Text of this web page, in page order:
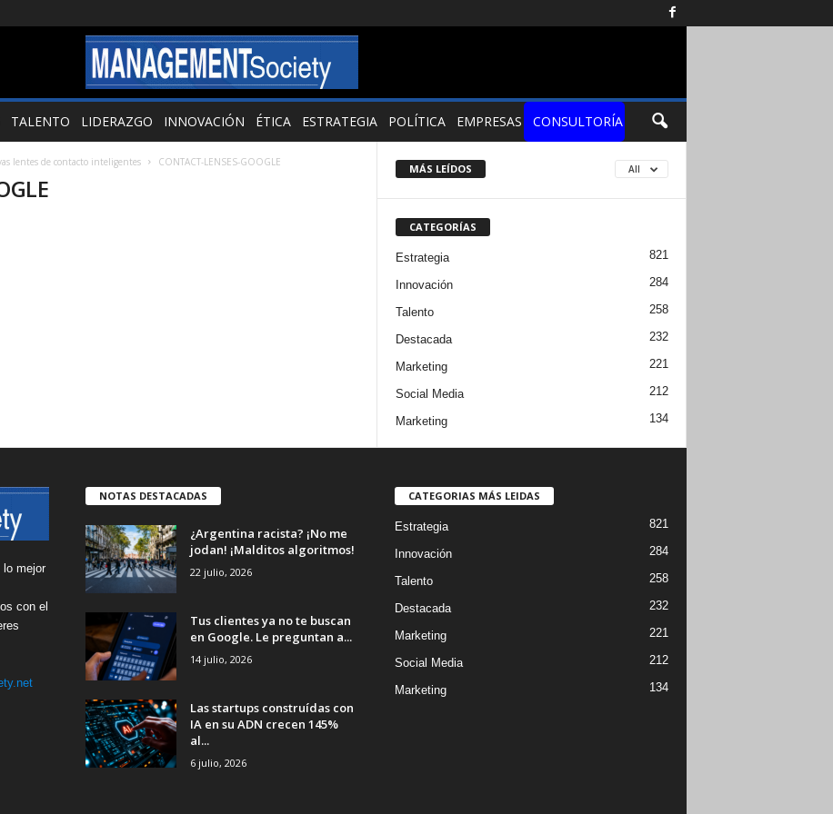
TALENTO LIDERAZGO INNOVACIÓN ÉTICA ESTRATEGIA POLÍTICA EMPRESAS CONSULTORÍA
lentes de contacto inteligentes CONTACT-LENSES-GOOGLE MÁS LEÍDOS All
CATEGORÍAS
Estrategia 821
Innovación 284
Talento 258
Destacada 232
Marketing 221
Social Media 212
Marketing 134
lo mejor
con el
NOTAS DESTACADAS
¿Argentina racista? ¡No me
jodan! ¡Malditos algoritmos!
22 julio, 2026
Tus clientes ya no te buscan
en Google. Le preguntan a...
14 julio, 2026
Las startups construídas con
IA en su ADN crecen 145%
al...
6 julio, 2026
CATEGORIAS MÁS LEIDAS
Estrategia 821
Innovación 284
Talento 258
Destacada 232
Marketing 221
Social Media 212
Marketing 134